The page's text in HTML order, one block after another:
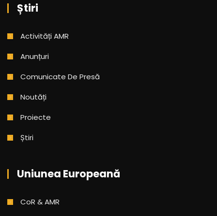
Știri
Activități AMR
Anunțuri
Comunicate De Presă
Noutăți
Proiecte
Știri
Uniunea Europeană
CoR & AMR